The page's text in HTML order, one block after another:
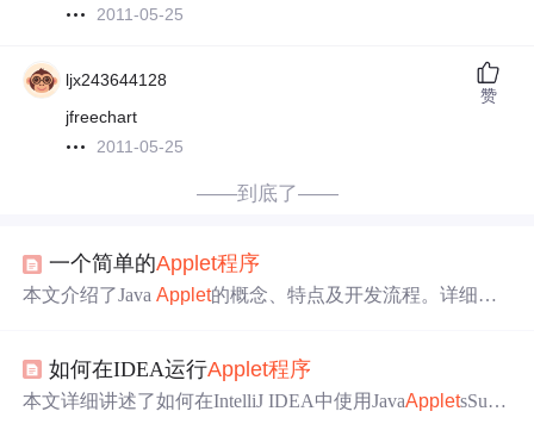
2011-05-25
ljx243644128
jfreechart
2011-05-25
赞
——到底了——
一个简单的Applet程序
本文介绍了JavaApplet的概念、特点及开发流程。详细讲
深入探讨了Applet类的使用和关键方法。
如何在IDEA运行Applet程序
本文详细讲述了如何在IntelliJ IDEA中使用JavaAppletsSupp